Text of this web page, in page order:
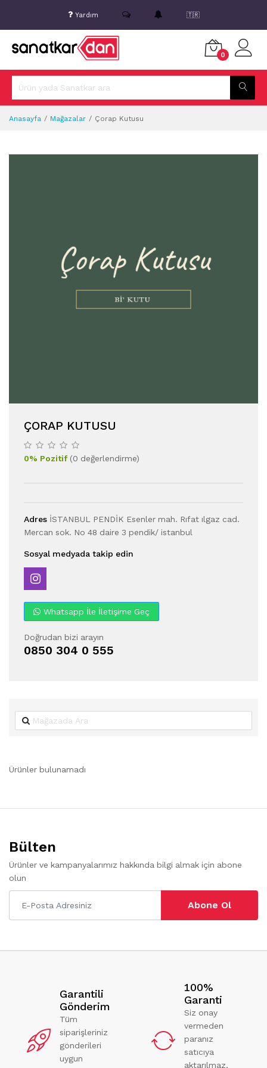
Yardım 🇹🇷
0
Anasayfa Mağazalar Çorap Kutusu
ÇORAP KUTUSU
0% Pozitif(0 değerlendirme)
Adres İSTANBUL PENDİK Esenler mah. Rıfat ılgaz cad.
Mercan sok. No 48 daire 3 pendik/ istanbul
Sosyal medyada takip edin
Whatsapp İle İletişime Geç
Doğrudan bizi arayın
0850 304 0 555
Ürünler bulunamadı
Bülten
Ürünler ve kampanyalarımız hakkında bilgi almak için abone
olun
Abone Ol
Garantili
Gönderim
Tüm
siparişleriniz
gönderileri
uygun
100%
Garanti
Siz onay
vermeden
paranız
satıcıya
aktarılmaz,